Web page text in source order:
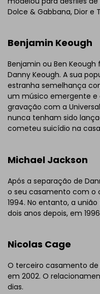
Dolce & Gabbana, Dior e
Benjamin Keough
Benjamin ou Ben
Danny Keough. A sua
estranha semelhança
um músico emergente
gravação com a
nunca tenham sido
cometeu suicídio na
Michael Jackson
Após a separação de
o seu casamento com o
1994. No entanto, a
dois anos depois, em
Nicolas Cage
O terceiro casamento de
em 2002. O
dias.